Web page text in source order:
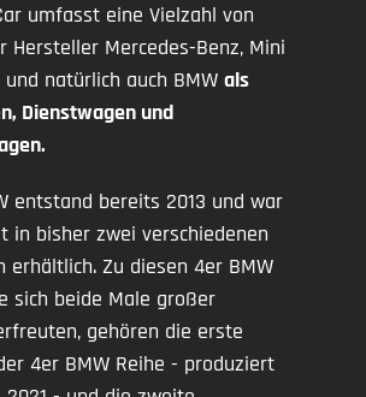
umfasst eine Vielzahl von
Hersteller Mercedes-Benz, Mini
und natürlich auch BMW als
Dienstwagen und
entstand bereits 2013 und war
in bisher zwei verschiedenen
erhältlich. Zu diesen 4er BMW
sich beide Male großer
gehören die erste
4er BMW Reihe - produziert